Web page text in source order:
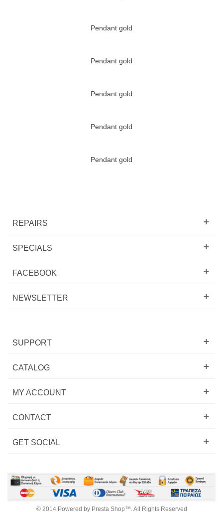
Pendant gold
Pendant gold
Pendant gold
Pendant gold
Pendant gold
REPAIRS
SPECIALS
FACEBOOK
NEWSLETTER
SUPPORT
CATALOG
MY ACCOUNT
CONTACT
GET SOCIAL
© 2014 Powered by Presta Shop™. All Rights Reserved